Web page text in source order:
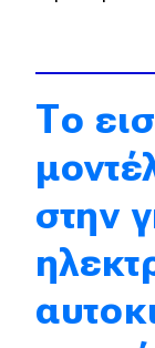
Αγώνες
WRC
Motorsport
Eco
Νέα
Τεχνολογία
Το
στην